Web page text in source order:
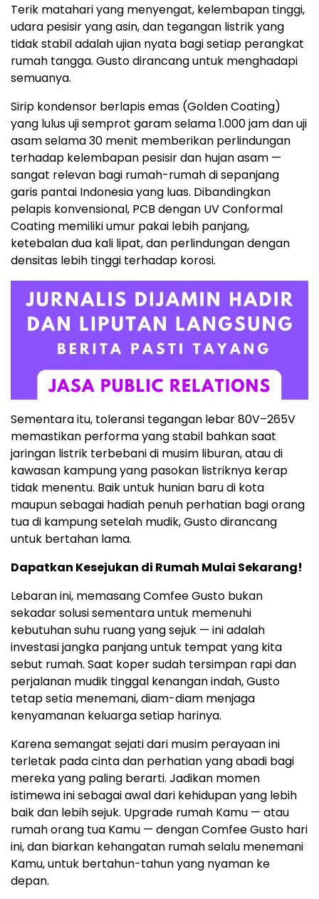
Terik matahari yang menyengat, kelembapan tinggi,
udara pesisir yang asin, dan tegangan listrik yang
tidak stabil adalah ujian nyata bagi setiap perangkat
rumah tangga. Gusto dirancang untuk menghadapi
semuanya.
Sirip kondensor berlapis emas (Golden Coating)
yang lulus uji semprot garam selama 1.000 jam dan uji
asam selama 30 menit memberikan perlindungan
terhadap kelembapan pesisir dan hujan asam —
sangat relevan bagi rumah-rumah di sepanjang
garis pantai Indonesia yang luas. Dibandingkan
pelapis konvensional, PCB dengan UV Conformal
Coating memiliki umur pakai lebih panjang,
ketebalan dua kali lipat, dan perlindungan dengan
densitas lebih tinggi terhadap korosi.
Sementara itu, toleransi tegangan lebar 80V–265V
memastikan performa yang stabil bahkan saat
jaringan listrik terbebani di musim liburan, atau di
kawasan kampung yang pasokan listriknya kerap
tidak menentu. Baik untuk hunian baru di kota
maupun sebagai hadiah penuh perhatian bagi orang
tua di kampung setelah mudik, Gusto dirancang
untuk bertahan lama.
Dapatkan Kesejukan di Rumah Mulai Sekarang!
Lebaran ini, memasang Comfee Gusto bukan
sekadar solusi sementara untuk memenuhi
kebutuhan suhu ruang yang sejuk — ini adalah
investasi jangka panjang untuk tempat yang kita
sebut rumah. Saat koper sudah tersimpan rapi dan
perjalanan mudik tinggal kenangan indah, Gusto
tetap setia menemani, diam-diam menjaga
kenyamanan keluarga setiap harinya.
Karena semangat sejati dari musim perayaan ini
terletak pada cinta dan perhatian yang abadi bagi
mereka yang paling berarti. Jadikan momen
istimewa ini sebagai awal dari kehidupan yang lebih
baik dan lebih sejuk. Upgrade rumah Kamu — atau
rumah orang tua Kamu — dengan Comfee Gusto hari
ini, dan biarkan kehangatan rumah selalu menemani
Kamu, untuk bertahun-tahun yang nyaman ke
depan.